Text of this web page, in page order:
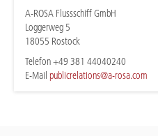
A-ROSA Flussschiff GmbH
Loggerweg 5
18055 Rostock
Telefon +49 381 44040240
E-Mail publicrelations@a-rosa.com